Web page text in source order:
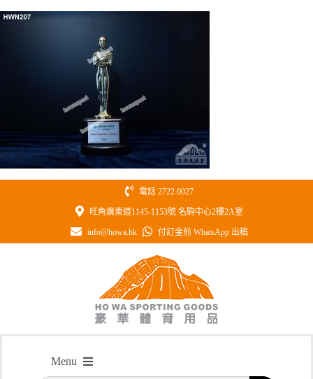
Skip
電話 2722 0027
旺角廣東道1145-1153號 名駒中心2樓2A室
info@howa.hk 付訂金前 WhatsApp 出稿
Menu